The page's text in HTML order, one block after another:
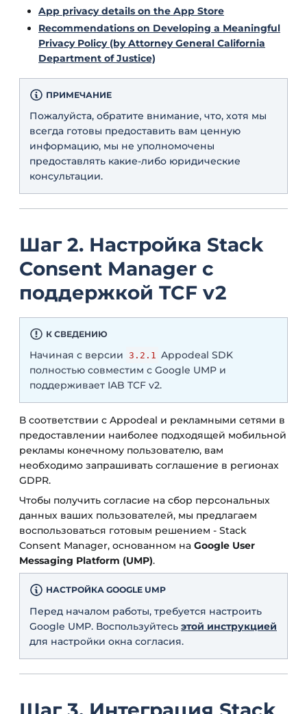
App privacy details on the App Store
Recommendations on Developing a Meaningful
Privacy Policy (by Attorney General California
Department of Justice)
ПРИМЕЧАНИЕ
Пожалуйста, обратите внимание, что, хотя мы
всегда готовы предоставить вам ценную
информацию, мы не уполномочены
предоставлять какие-либо юридические
консультации.
Шаг 2. Настройка Stack
Consent Manager c
поддержкой TCF v2
К СВЕДЕНИЮ
Начиная с версии 3.2.1 Appodeal SDK
полностью совместим с Google UMP и
поддерживает IAB TCF v2.
В соответствии с Appodeal и рекламными сетями в
предоставлении наиболее подходящей мобильной
рекламы конечному пользователю, вам
необходимо запрашивать соглашение в регионах
GDPR.
Чтобы получить согласие на сбор персональных
данных ваших пользователей, мы предлагаем
воспользоваться готовым решением - Stack
Consent Manager, основанном на Google User
Messaging Platform (UMP).
НАСТРОЙКА GOOGLE UMP
Перед началом работы, требуется настроить
Google UMP. Воспользуйтесь этой инструкцией
для настройки окна согласия.